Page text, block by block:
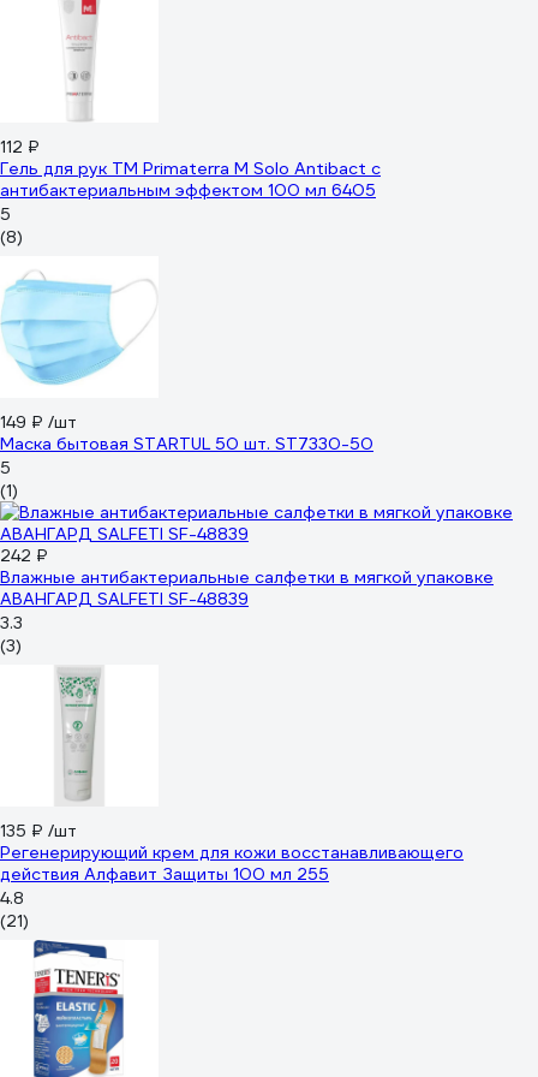
112 ₽
Гель для рук TM Primaterra M Solo Antibact с
антибактериальным эффектом 100 мл 6405
5
(8)
149 ₽ /шт
Маска бытовая STARTUL 50 шт. ST7330-50
5
(1)
242 ₽
Влажные антибактериальные салфетки в мягкой упаковке
АВАНГАРД SALFETI SF-48839
3.3
(3)
135 ₽ /шт
Регенерирующий крем для кожи восстанавливающего
действия Алфавит Защиты 100 мл 255
4.8
(21)